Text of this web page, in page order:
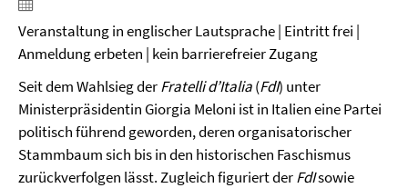
Veranstaltung in englischer Lautsprache | Eintritt frei |
Anmeldung erbeten | kein barrierefreier Zugang
Seit dem Wahlsieg derFratelli d’Italia(FdI) unter
Ministerpräsidentin Giorgia Meloni ist in Italien eine Partei
politisch führend geworden, deren organisatorischer
Stammbaum sich bis in den historischen Faschismus
zurückverfolgen lässt. Zugleich figuriert derFdIsowie